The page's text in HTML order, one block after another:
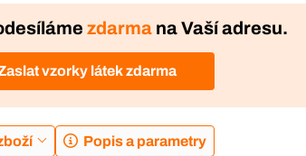
zdarma na Vaší adresu.
vzorky látek zdarma
Popis a parametry